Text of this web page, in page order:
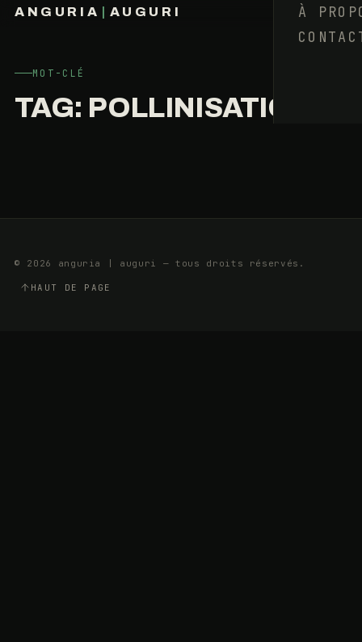
ANGURIA AUGURI
À
MOT-CLÉ
TAG: POLLINISATION
ET
GOUVERNEMENTALE
26
FÉVRIER
4
MIN
© 2026 anguria | auguri — tous droits réservés.
HAUT DE PAGE